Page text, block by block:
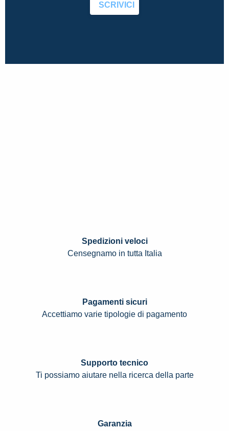
SCRIVICI
Spedizioni veloci
Censegnamo in tutta Italia
Pagamenti sicuri
Accettiamo varie tipologie di pagamento
Supporto tecnico
Ti possiamo aiutare nella ricerca della parte
Garanzia